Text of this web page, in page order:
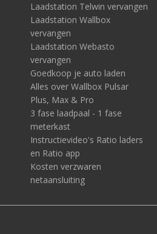
Laadstation Telwin vervangen
Laadstation Wallbox
vervangen
Laadstation Webasto
vervangen
Goedkoop je auto laden
Alles over Wallbox Pulsar
Plus, Max & Pro
3 fase laadpaal - 1 fase
meterkast
Instructievideo's Ratio laders
en Ratio app
Kosten verzwaren
netaansluiting